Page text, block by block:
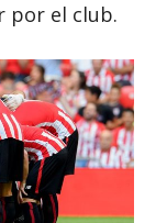
por el club.